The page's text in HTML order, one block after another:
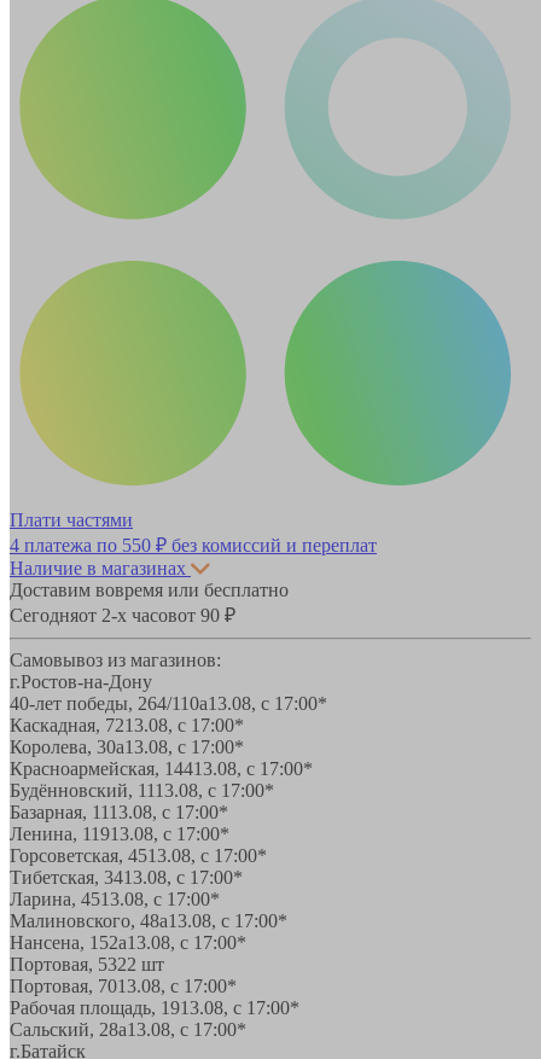
Плати частями
4 платежа по 550 ₽ без комиссий и переплат
Наличие в магазинах
Доставим вовремя или бесплатно
Сегодняот 2-х часовот 90 ₽
Самовывоз из магазинов:
г.Ростов-на-Дону
40-лет победы, 264/110а13.08, с 17:00*
Каскадная, 7213.08, с 17:00*
Королева, 30а13.08, с 17:00*
Красноармейская, 14413.08, с 17:00*
Будённовский, 1113.08, с 17:00*
Базарная, 1113.08, с 17:00*
Ленина, 11913.08, с 17:00*
Горсоветская, 4513.08, с 17:00*
Тибетская, 3413.08, с 17:00*
Ларина, 4513.08, с 17:00*
Малиновского, 48а13.08, с 17:00*
Нансена, 152а13.08, с 17:00*
Портовая, 5322 шт
Портовая, 7013.08, с 17:00*
Рабочая площадь, 1913.08, с 17:00*
Сальский, 28a13.08, с 17:00*
г.Батайск